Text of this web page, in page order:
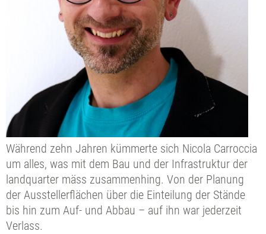
Während zehn Jahren kümmerte sich Nicola Carroccia
um alles, was mit dem Bau und der Infrastruktur der
landquarter mäss zusammenhing. Von der Planung
der Ausstellerflächen über die Einteilung der Stände
bis hin zum Auf- und Abbau – auf ihn war jederzeit
Verlass.